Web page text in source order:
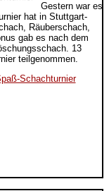
Gestern war es
hat in Stuttgart-
Räuberschach,
gab es nach dem
13
teilgenommen.
Schachturnier